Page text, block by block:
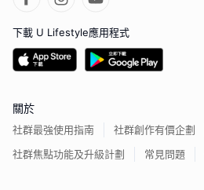
下載 U Lifestyle應用程式
關於
社群最強使用指南
社群創作有價企劃
社群焦點功能及升級計劃
常見問題